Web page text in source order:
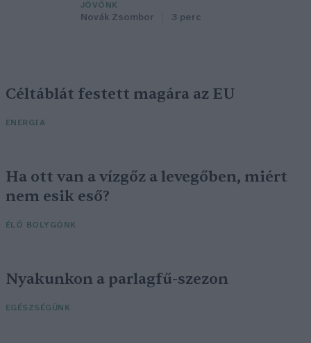
JÖVŐNK
Novák Zsombor 3 perc
Céltáblát festett magára az EU
ENERGIA
Ha ott van a vízgőz a levegőben, miért
nem esik eső?
ÉLŐ BOLYGÓNK
Nyakunkon a parlagfű-szezon
EGÉSZSÉGÜNK